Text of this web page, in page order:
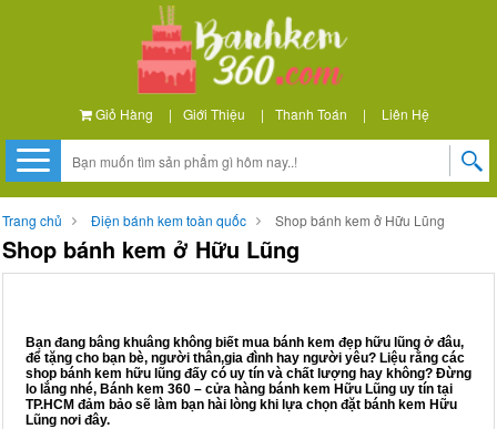
Giỏ Hàng | Giới Thiệu | Thanh Toán | Liên Hệ
Trang chủ Điện bánh kem toàn quốc Shop bánh kem ở Hữu Lũng
Shop bánh kem ở Hữu Lũng
Bạn đang bâng khuâng không biết mua bánh kem đẹp hữu lũng ở đâu,
để tặng cho bạn bè, người thân,gia đình hay người yêu? Liệu rằng các
shop bánh kem hữu lũng đấy có uy tín và chất lượng hay không? Đừng
lo lắng nhé, Bánh kem 360 – cửa hàng bánh kem Hữu Lũng uy tín tại
TP.HCM đảm bảo sẽ làm bạn hài lòng khi lựa chọn đặt bánh kem Hữu
Lũng nơi đây.